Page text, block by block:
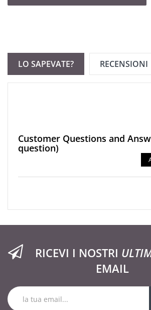
LO SAPEVATE? RECENSIONI
Customer Questions and
question)
RICEVI I NOSTRI
EMAIL